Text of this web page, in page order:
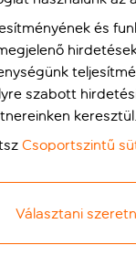
és
szabott
keresztül.
Csoportszintű
Választani